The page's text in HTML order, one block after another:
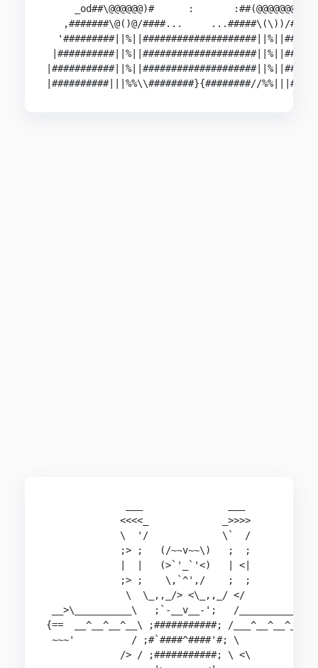
_od##\@@@@@@)#      :       :##(@@@@@@@/
,#######\@()@/####...     ...#####\(\))/
|##########|||%%\\########}{########//
             <<<<_             _>>>>
             \  '/             \`  /
             ;> ;   (/~~v~~\)   ;  ;
             |  |   (>`'_`'<)   | <|
             ;> ;    \,`^',/    ;  ;
              \  \_,,_/> <\_,,_/ </
__>\__________\   ;`-__v__-';   /__________/<__
{==  __^__^__^__\ ;###########; /___^__^__^_
~~~'          / ;#`####^####'#; \          `~~~
             /> / ;###########; \ <\